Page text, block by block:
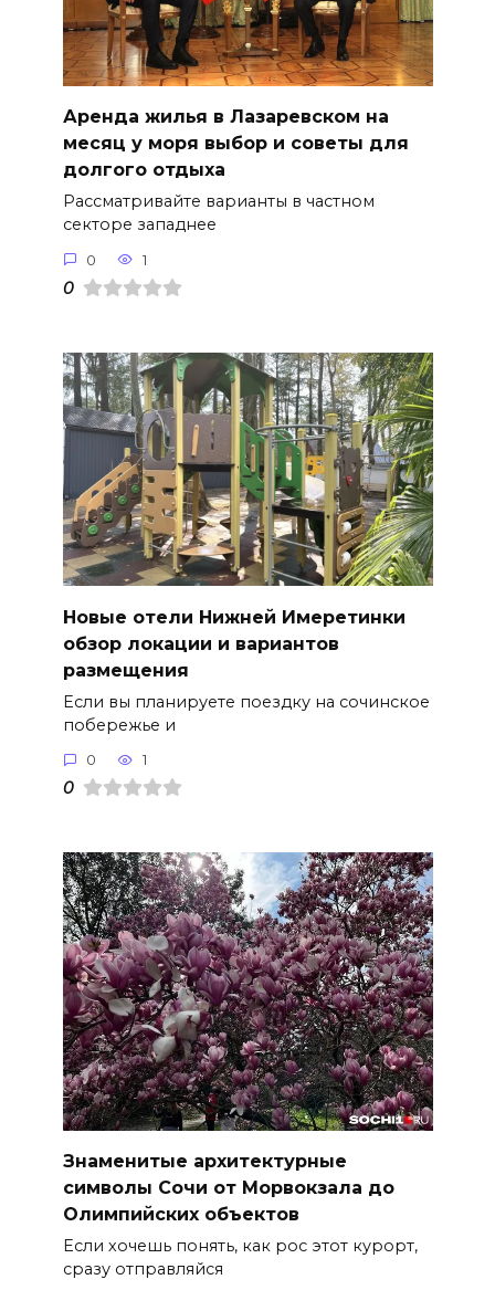
Аренда жилья в Лазаревском на
месяц у моря выбор и советы для
долгого отдыха
Рассматривайте варианты в частном
секторе западнее
0 1
0
Новые отели Нижней Имеретинки
обзор локации и вариантов
размещения
Если вы планируете поездку на сочинское
побережье и
0 1
0
Знаменитые архитектурные
символы Сочи от Морвокзала до
Олимпийских объектов
Если хочешь понять, как рос этот курорт,
сразу отправляйся